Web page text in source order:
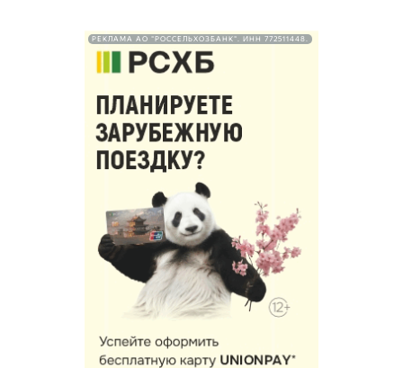
РЕКЛАМА АО "РОССЕЛЬХОЗБАНК". ИНН 772511448.